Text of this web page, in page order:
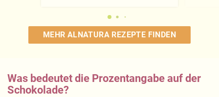
MEHR ALNATURA REZEPTE FINDEN
Was bedeutet die Prozentangabe auf der
Schokolade?